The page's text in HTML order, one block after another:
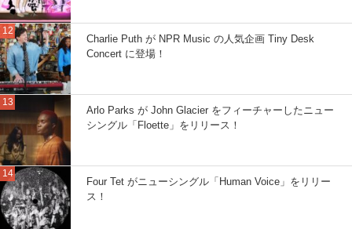
Charlie Puth が NPR Music の人気企画 Tiny Desk
Concert に登場！
Arlo Parks が John Glacier をフィーチャーしたニュー
シングル「Floette」をリリース！
Four Tet がニューシングル「Human Voice」をリリー
ス！